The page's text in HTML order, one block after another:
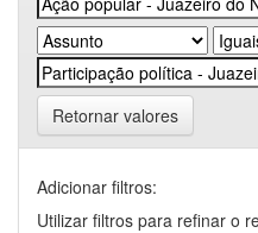
Retornar valores
Adicionar filtros:
Utilizar filtros para refinar o